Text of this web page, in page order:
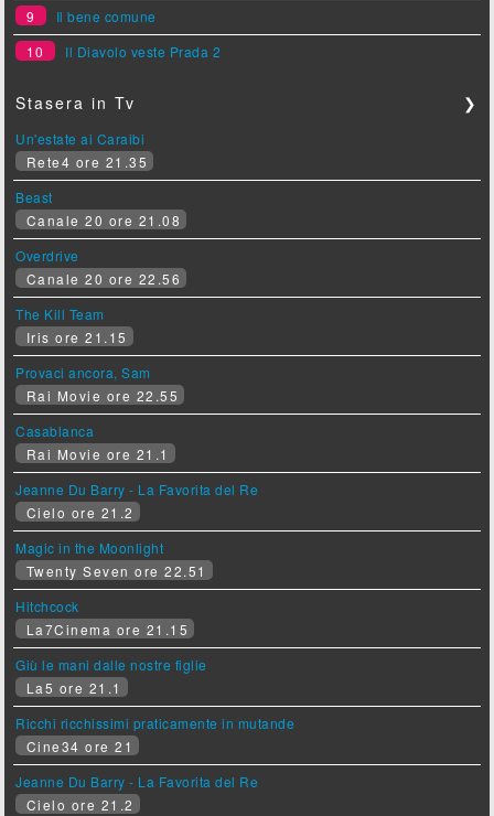
9
Il bene comune
10
Il Diavolo veste Prada 2
Stasera in Tv ❯
Un'estate ai Caraibi
Rete4 ore 21.35
Beast
Canale 20 ore 21.08
Overdrive
Canale 20 ore 22.56
The Kill Team
Iris ore 21.15
Provaci ancora, Sam
Rai Movie ore 22.55
Casablanca
Rai Movie ore 21.1
Jeanne Du Barry - La Favorita del Re
Cielo ore 21.2
Magic in the Moonlight
Twenty Seven ore 22.51
Hitchcock
La7Cinema ore 21.15
Giù le mani dalle nostre figlie
La5 ore 21.1
Ricchi ricchissimi praticamente in mutande
Cine34 ore 21
Jeanne Du Barry - La Favorita del Re
Cielo ore 21.2